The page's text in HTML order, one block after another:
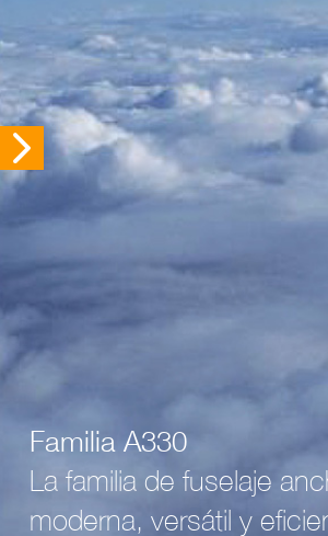
Familia A330
La familia de fuselaje
moderna, versátil y